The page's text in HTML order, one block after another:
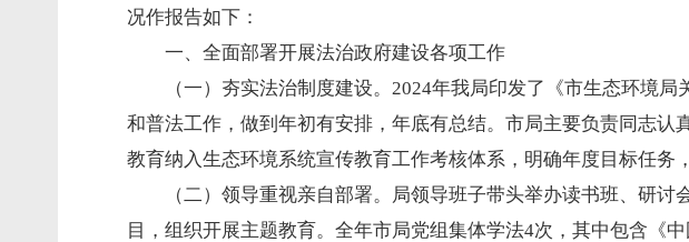
况作报告如下：
一、全面部署开展法治政府建设各项工作
（一）夯实法治制度建设。2024年我局印发了《市生态环境
和普法工作，做到年初有安排，年底有总结。市局主要负责同志
教育纳入生态环境系统宣传教育工作考核体系，明确年度目标任务
（二）领导重视亲自部署。局领导班子带头举办读书班、研
目，组织开展主题教育。全年市局党组集体学法4次，其中包含《